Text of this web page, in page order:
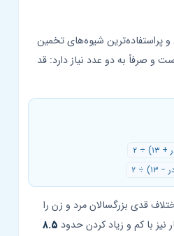
شیوه‌های تخمین
به دو عدد نیاز دارد: قد
قدی بزرگسالان مرد و زن را
با کم و زیاد کردن حدود۸.۵